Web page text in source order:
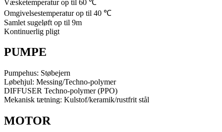
Væsketemperatur op til 60 ℃
Omgivelsestemperatur op til 40 ℃
Samlet sugeløft op til 9m
Kontinuerlig pligt
PUMPE
Pumpehus: Støbejern
Løbehjul: Messing/Techno-polymer
DIFFUSER Techno-polymer (PPO)
Mekanisk tætning: Kulstof/keramik/rustfrit stål
MOTOR